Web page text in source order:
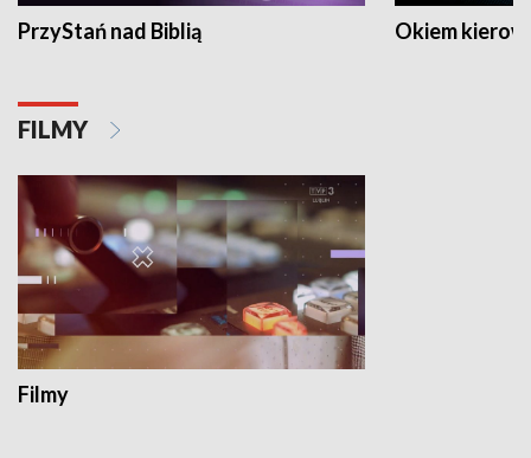
PrzyStań nad Biblią Okiem
FILMY
Filmy